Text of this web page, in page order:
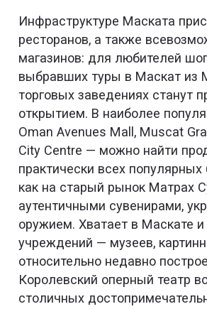
Инфраструктуре Маската
ресторанов, а также
магазинов: для любителей
выбравших туры в Маскат из
торговых заведениях станут
открытием. В наиболее
Oman Avenues Mall, Muscat
City Centre — можно найти
практически всех популярных
как на старый рынок Матрах
аутентичными сувенирами,
оружием. Хватает в Маскате и
учреждений — музеев,
относительно недавно
Королевский оперный театр
столичных